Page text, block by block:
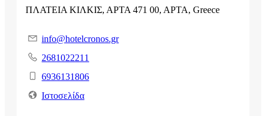
ΠΛΑΤΕΙΑ ΚΙΛΚΙΣ, ΑΡΤΑ 471 00, ΑΡΤΑ, Greece
info@hotelcronos.gr
2681022211
6936131806
Ιστοσελίδα